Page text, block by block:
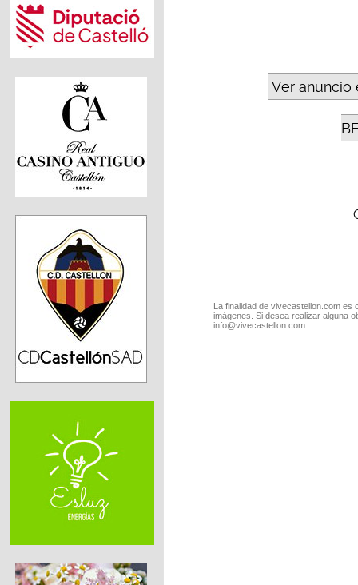
Ver anuncio
La finalidad de vivecastellon.com
imágenes. Si desea realizar alguna
info@vivecastellon.com